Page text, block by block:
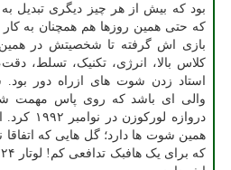
بود که بیش از هر چیز دیگری تبدیل
که حتی همین روزها هم همچنان به
بازی اش گرفته تا شخصیتش در
کلاس بالا، انرژی، تکنیک، تسلط،
استاد زدن شوت های ازراه دور
دروازه
همین شوت ها دارد؛ گل هایی که